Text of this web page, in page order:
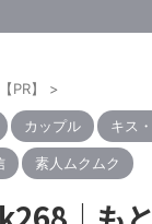
【PR】 >
カップル キス
素人ムクムク